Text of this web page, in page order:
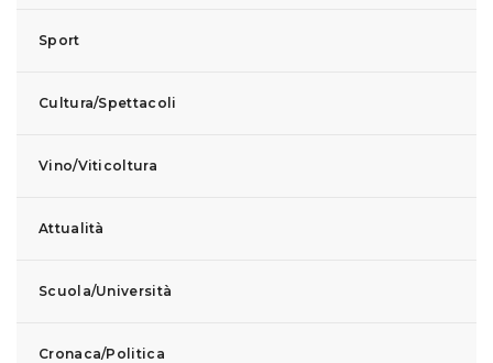
Sport
Cultura/Spettacoli
Vino/Viticoltura
Attualità
Scuola/Università
Cronaca/Politica